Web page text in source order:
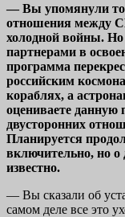
— Вы упомянули
отношения между
холодной войны.
партнерами в
программа
российским
кораблях, а
оцениваете данную
двусторонних
Планируется
включительно, но о
известно.
— Вы сказали об
самом деле все это